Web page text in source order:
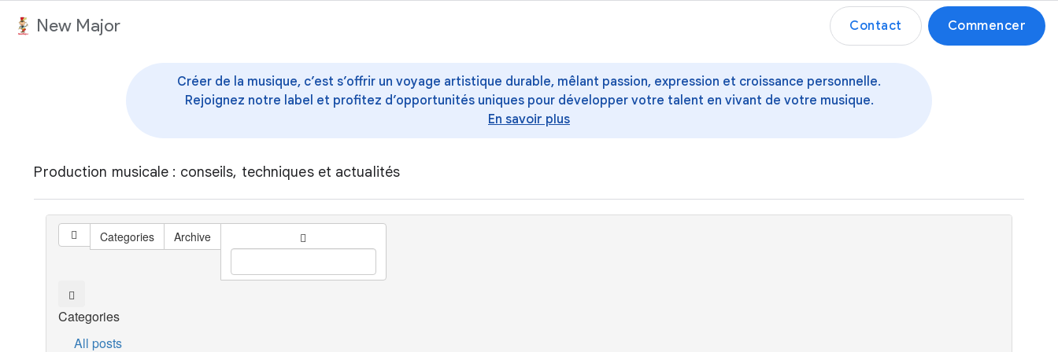
contenuNew Major Contact Commencer
Créer de la musique, c’est s’offrir un voyage artistique durable, mêlant passion, expression et croissance personnelle.
Rejoignez notre label et profitez d’opportunités uniques pour développer votre talent en vivant de votre musique.
En savoir plus
Production musicale : conseils, techniques et actualités
Categories Archive
Categories
All posts